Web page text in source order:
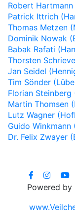
Robert
Patrick Ittrich
Thomas Metzen
Dominik Nowak
Babak Rafati
Thorsten
Jan Seidel
Tim Sönder
Florian Steinberg
Martin Thomsen
Lutz Wagner
Guido Winkmann
Dr. Felix Zwayer
Powered by